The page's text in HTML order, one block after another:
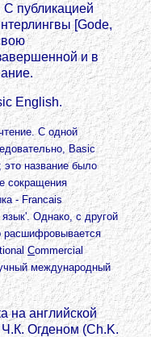
С публикацией
[Gode,
и в
English.
С одной
Basic
это название было
сокращения
- Francais
Однако, с другой
расшифровывается
Commercial
международный
на английской
Огденом (Ch.K.